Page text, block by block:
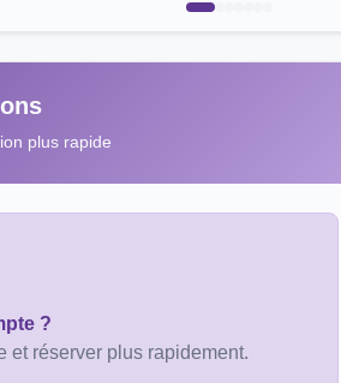
plus rapide
?
et réserver plus rapidement.